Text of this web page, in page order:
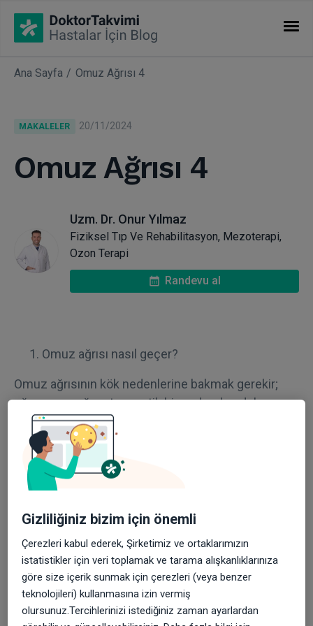
İHTISASLAR
Uzmanlıklar
Ana Sayfa Omuz Ağrısı 4
MAKALELER 20/11/2024
Omuz Ağrısı 4
Uzm. Dr. Onur Yılmaz
Fiziksel Tıp Ve Rehabilitasyon, Mezoterapi,
Ozon Terapi
Randevu al
Omuz ağrısı nasıl geçer?
Omuz ağrısının kök nedenlerine bakmak gerekir;
eğer omuz ağrısı travmatik bir nedenden dolayı
kaynaklanmışsa omuza yönelik fizik tedavi
uygulamaları, omuz eklemine veya omuz
çevresindeki kas veya tendon yapılarına enjeksiyon
ya da manuel terapi uygulamaları yapılabilir.
bunlardan en önemlileri;
Boyun problemleri ( fıtık, kas spazmı, boyun
düzleşmesi)
Ağız-çene-diş kompleksindeki problemler
Gizliliğiniz bizim için önemli
Çerezleri kabul ederek, Şirketimiz ve ortaklarımızın
istatistikler için veri toplamak ve tarama alışkanlıklarınıza
göre size içerik sunmak için çerezleri (veya benzer
teknolojileri) kullanmasına izin vermiş
olursunuz.Tercihlerinizi istediğiniz zaman ayarlardan